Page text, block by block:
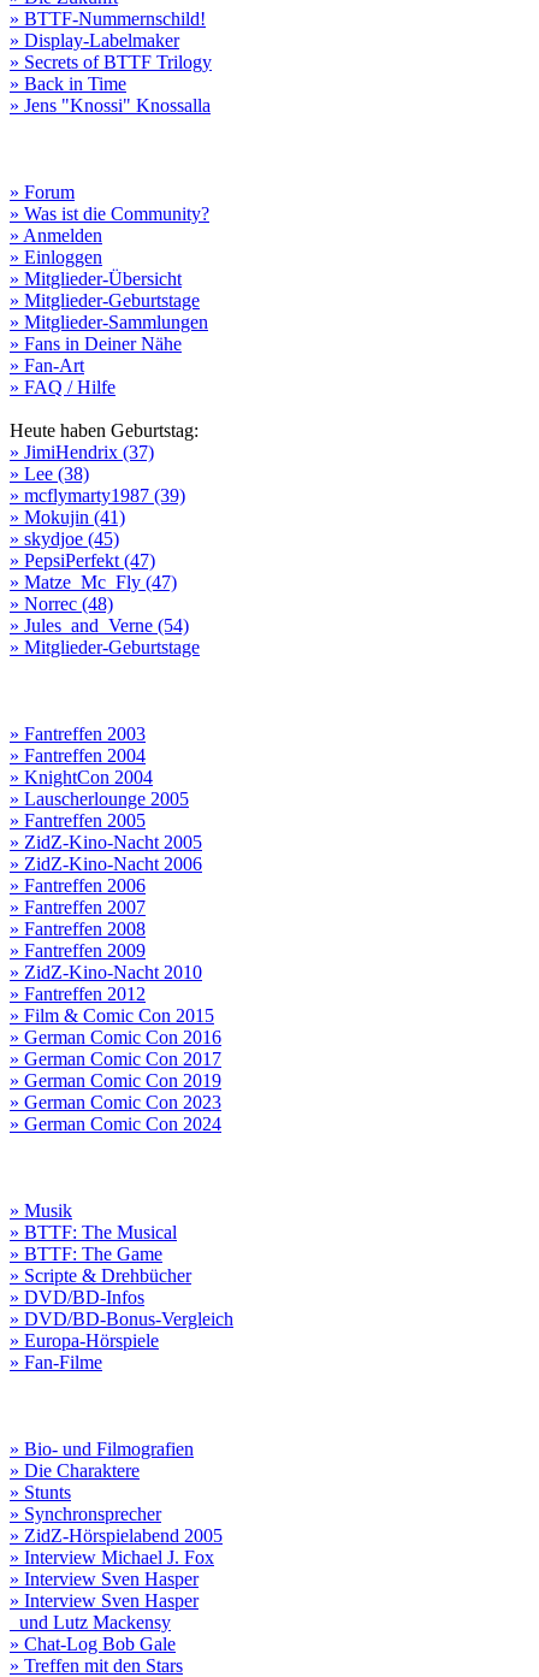
» BTTF-Nummernschild!
» Display-Labelmaker
» Secrets of BTTF Trilogy
» Back in Time
» Jens "Knossi" Knossalla
» Forum
» Was ist die Community?
» Anmelden
» Einloggen
» Mitglieder-Übersicht
» Mitglieder-Geburtstage
» Mitglieder-Sammlungen
» Fans in Deiner Nähe
» Fan-Art
» FAQ / Hilfe
Heute haben Geburtstag:
» JimiHendrix (37)
» Lee (38)
» mcflymarty1987 (39)
» Mokujin (41)
» skydjoe (45)
» PepsiPerfekt (47)
» Matze_Mc_Fly (47)
» Norrec (48)
» Jules_and_Verne (54)
» Mitglieder-Geburtstage
» Fantreffen 2003
» Fantreffen 2004
» KnightCon 2004
» Lauscherlounge 2005
» Fantreffen 2005
» ZidZ-Kino-Nacht 2005
» ZidZ-Kino-Nacht 2006
» Fantreffen 2006
» Fantreffen 2007
» Fantreffen 2008
» Fantreffen 2009
» ZidZ-Kino-Nacht 2010
» Fantreffen 2012
» Film & Comic Con 2015
» German Comic Con 2016
» German Comic Con 2017
» German Comic Con 2019
» German Comic Con 2023
» German Comic Con 2024
» Musik
» BTTF: The Musical
» BTTF: The Game
» Scripte & Drehbücher
» DVD/BD-Infos
» DVD/BD-Bonus-Vergleich
» Europa-Hörspiele
» Fan-Filme
» Bio- und Filmografien
» Die Charaktere
» Stunts
» Synchronsprecher
» ZidZ-Hörspielabend 2005
» Interview Michael J. Fox
» Interview Sven Hasper
» Interview Sven Hasper
und Lutz Mackensy
» Chat-Log Bob Gale
» Treffen mit den Stars